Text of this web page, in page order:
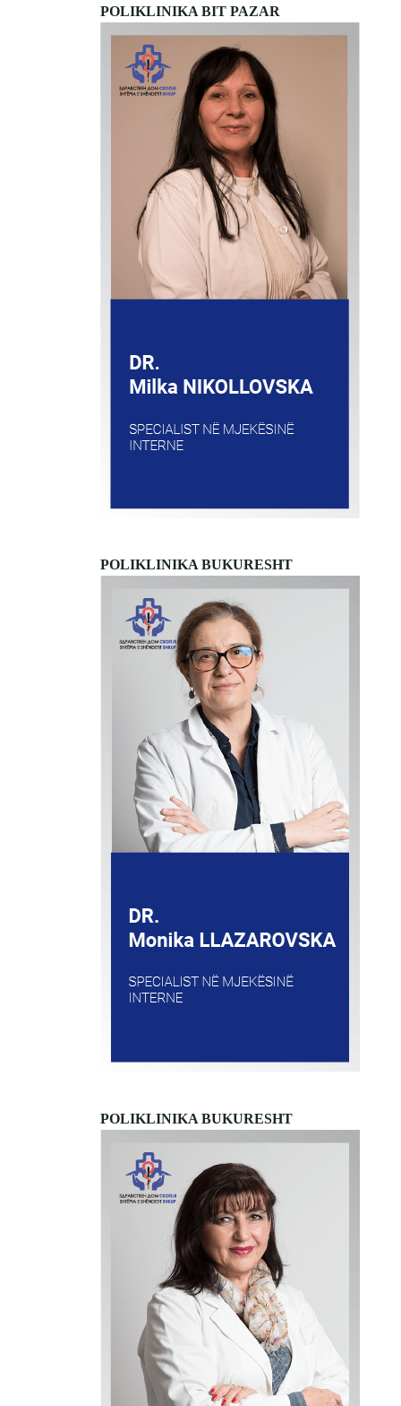
POLIKLINIKA BIT PAZAR
POLIKLINIKA BUKURESHT
POLIKLINIKA BUKURESHT